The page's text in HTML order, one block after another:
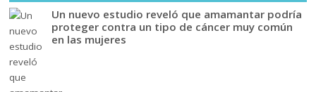
Un nuevo estudio reveló que amamantar podría
proteger contra un tipo de cáncer muy común
en las mujeres